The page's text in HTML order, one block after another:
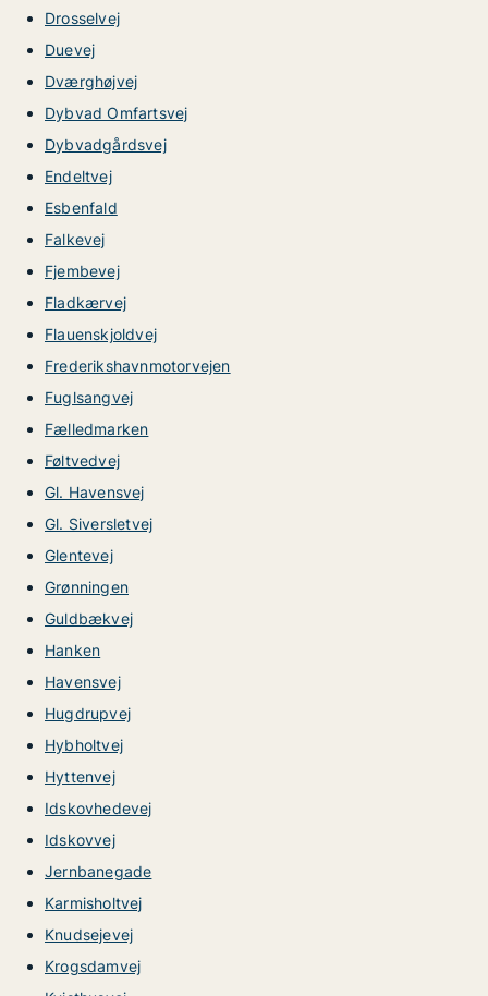
Drosselvej
Duevej
Dværghøjvej
Dybvad Omfartsvej
Dybvadgårdsvej
Endeltvej
Esbenfald
Falkevej
Fjembevej
Fladkærvej
Flauenskjoldvej
Frederikshavnmotorvejen
Fuglsangvej
Fælledmarken
Føltvedvej
Gl. Havensvej
Gl. Siversletvej
Glentevej
Grønningen
Guldbækvej
Hanken
Havensvej
Hugdrupvej
Hybholtvej
Hyttenvej
Idskovhedevej
Idskovvej
Jernbanegade
Karmisholtvej
Knudsejevej
Krogsdamvej